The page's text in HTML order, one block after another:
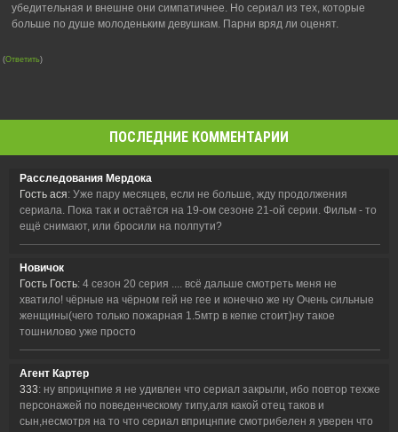
убедительная и внешне они симпатичнее. Но сериал из тех, которые
больше по душе молоденьким девушкам. Парни вряд ли оценят.
(Ответить)
ПОСЛЕДНИЕ КОММЕНТАРИИ
Расследования Мердока
Гость ася: Уже пару месяцев, если не больше, жду продолжения
сериала. Пока так и остаётся на 19-ом сезоне 21-ой серии. Фильм - то
ещё снимают, или бросили на полпути?
Новичок
Гость Гость: 4 сезон 20 серия .... всё дальше смотреть меня не
хватило! чёрные на чёрном гей не гее и конечно же ну Очень сильные
женщины(чего только пожарная 1.5мтр в кепке стоит)ну такое
тошнилово уже просто
Агент Картер
333: ну вприцнпие я не удивлен что сериал закрыли, ибо повтор техже
персонажей по поведенческому типу,аля какой отец таков и
сын,несмотря на то что сериал вприцнпие смотрибелен я уверен что